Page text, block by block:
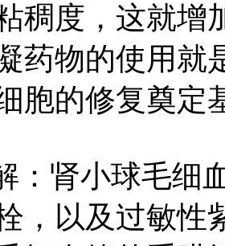
稠度，这就增
药物的使用就
胞的修复奠定
肾小球毛细血
，以及过敏性